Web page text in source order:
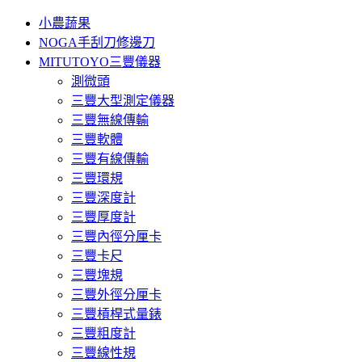
小農蔬果
NOGA手刮刀修邊刀
MITUTOYO三豐儀器
測微頭
三豐大型測定儀器
三豐無線傳輸
三豐軟體
三豐有線傳輸
三豐環規
三豐深度計
三豐厚度計
三豐內徑分厘卡
三豐卡尺
三豐塊規
三豐外徑分厘卡
三豐槓桿式量錶
三豐粗度計
三豐線性規